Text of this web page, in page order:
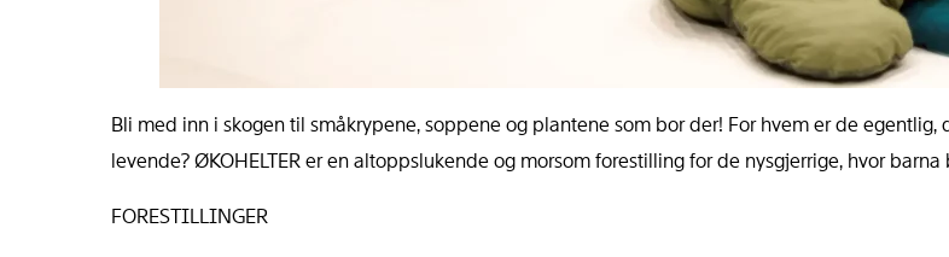
Bli med inn i skogen til småkrypene, soppene og plantene som bor der! For hvem er de
levende? ØKOHELTER er en altoppslukende og morsom forestilling for de nysgjerrige, hvor
FORESTILLINGER